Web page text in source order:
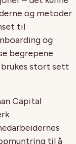
og metoder
til
og
begrepene
brukes stort sett
Capital
til å